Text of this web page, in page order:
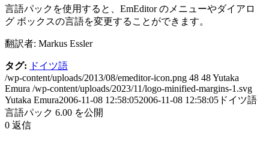
言語パックを使用すると、EmEditor のメニューやダイアロ
グ ボックスの言語を変更することができます。
翻訳者: Markus Essler
タグ: ドイツ語
/wp-content/uploads/2013/08/emeditor-icon.png 48 48Yutaka
Emura /wp-content/uploads/2023/11/logo-minified-margins-1.svg
Yutaka Emura2006-11-08 12:58:052006-11-08 12:58:05 ドイツ語
言語パック 6.00 を公開
0 返信